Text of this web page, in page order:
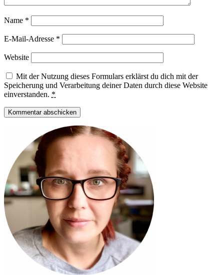
Name *
E-Mail-Adresse *
Website
Mit der Nutzung dieses Formulars erklärst du dich mit der
Speicherung und Verarbeitung deiner Daten durch diese Website
einverstanden. *
Sidebar